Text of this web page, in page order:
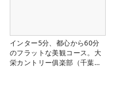
インター5分、都心から60分
のフラットな美観コース。大
栄カントリー俱楽部（千葉